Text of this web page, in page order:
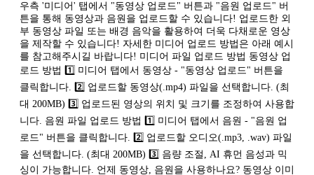
우측 '미디어' 탭에서 "동영상 업로드" 버튼과 "음원 업로드" 버
튼을 통해 동영상과 음원을 업로드할 수 있습니다! 업로드한 외
부 동영상 파일 또는 배경 음악을 활용하여 더욱 다채로운 영상
을 제작할 수 있습니다! 자세한 미디어 업로드 방법은 아래 예시
를 참고해주시길 바랍니다! 미디어 파일 업로드 방법 동영상 업
로드 방법 1️⃣ 미디어 탭에서 동영상 - "동영상 업로드" 버튼을
클릭합니다. 2️⃣ 업로드할 동영상(.mp4) 파일을 선택합니다. (최
대 200MB) 3️⃣ 업로드된 영상의 위치 및 크기를 조정하여 사용합
니다. 음원 파일 업로드 방법 1️⃣ 미디어 탭에서 음원 - "음원 업
로드" 버튼을 클릭합니다. 2️⃣ 업로드할 오디오(.mp3, .wav) 파일
을 선택합니다. (최대 200MB) 3️⃣ 음량 조절, AI 휴먼 음성과 믹
싱이 가능합니다. 언제 동영상, 음원을 사용하나요? 동영상 이미